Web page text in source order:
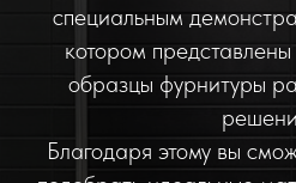
специальным
котором
образцы фурнитуры
Благодаря этому вы